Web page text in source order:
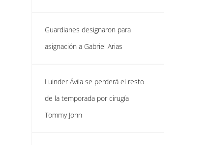
Guardianes designaron para
asignación a Gabriel Arias
Luinder Ávila se perderá el resto
de la temporada por cirugía
Tommy John